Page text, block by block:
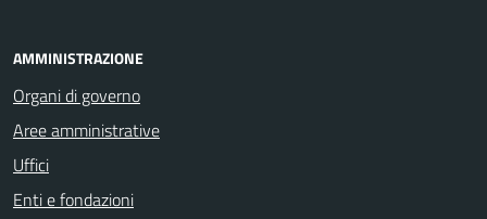
AMMINISTRAZIONE
Organi di governo
Aree amministrative
Uffici
Enti e fondazioni